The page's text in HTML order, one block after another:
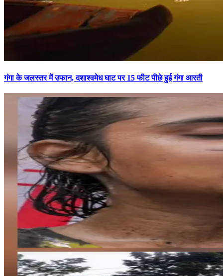
गंगा के जलस्तर में उफान, दशाश्वमेध घाट पर 15 फीट पीछे हुई गंगा आरती